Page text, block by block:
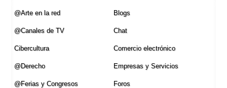
@Arte en la red Blogs
@Canales de TV Chat
Cibercultura Comercio electrónico
@Derecho Empresas y Servicios
@Ferias y Congresos Foros